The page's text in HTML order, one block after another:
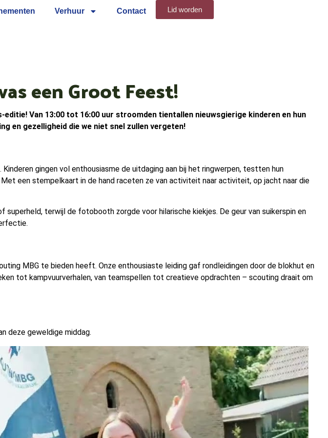
Verhuur Contact Lid worden
een Groot Feest!
Van 13:00 tot 16:00 uur stroomden tientallen nieuwsgierige kinderen en hun
en gezelligheid die we niet snel zullen vergeten!
gingen vol enthousiasme de uitdaging aan bij het ringwerpen, testten hun
een stempelkaart in de hand raceten ze van activiteit naar activiteit, op jacht naar die
terwijl de fotobooth zorgde voor hilarische kiekjes. De geur van suikerspin en
MBG te bieden heeft. Onze enthousiaste leiding gaf rondleidingen door de blokhut en
tot kampvuurverhalen, van teamspellen tot creatieve opdrachten – scouting draait om
deze geweldige middag.